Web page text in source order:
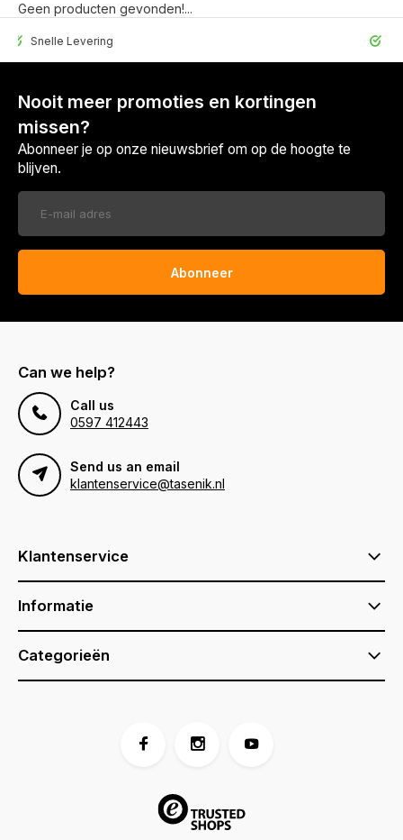
Geen producten gevonden!...
Levering 30 Dagen
Nooit meer promoties en kortingen
missen?
Abonneer je op onze nieuwsbrief om op de hoogte te
blijven.
Abonneer
Can we help?
Call us
0597 412443
Send us an email
klantenservice@tasenik.nl
Klantenservice
Informatie
Categorieën